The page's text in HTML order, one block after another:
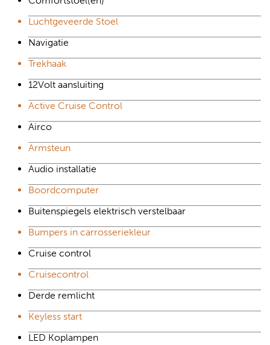
Luchtgeveerde Stoel
Navigatie
Trekhaak
12Volt aansluiting
Active Cruise Control
Airco
Armsteun
Audio installatie
Boordcomputer
Buitenspiegels elektrisch verstelbaar
Bumpers in carrosseriekleur
Cruise control
Cruisecontrol
Derde remlicht
Keyless start
LED Koplampen